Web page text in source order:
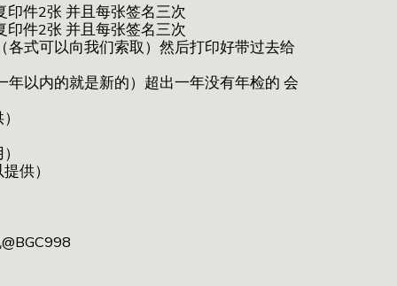
印件2张 并且每张签名三次
印件2张 并且每张签名三次
式可以向我们索取）然后打印好带过去给
年以内的就是新的）超出一年没有年检的 会
供）